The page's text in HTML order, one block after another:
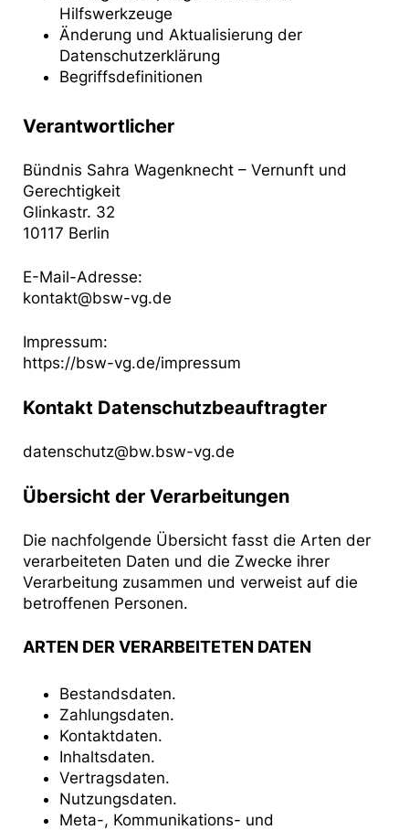
Hilfswerkzeuge
Änderung und Aktualisierung der
Datenschutzerklärung
Begriffsdefinitionen
Verantwortlicher
Bündnis Sahra Wagenknecht – Vernunft und
Gerechtigkeit
Glinkastr. 32
10117 Berlin
E-Mail-Adresse:
kontakt@bsw-vg.de
Impressum:
https://bsw-vg.de/impressum
Kontakt Datenschutzbeauftragter
datenschutz@bw.bsw-vg.de
Übersicht der Verarbeitungen
Die nachfolgende Übersicht fasst die Arten der
verarbeiteten Daten und die Zwecke ihrer
Verarbeitung zusammen und verweist auf die
betroffenen Personen.
ARTEN DER VERARBEITETEN DATEN
Bestandsdaten.
Zahlungsdaten.
Kontaktdaten.
Inhaltsdaten.
Vertragsdaten.
Nutzungsdaten.
Meta-, Kommunikations- und